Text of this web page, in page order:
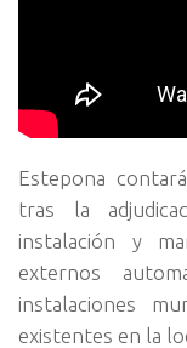
Estepona
tras la
instalación y
externos
instalaciones
existentes en la